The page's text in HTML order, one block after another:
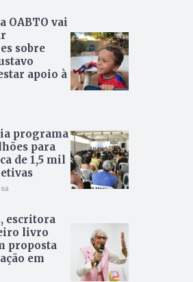
OABTO vai
sobre
apoio à
programa
para
de 1,5 mil
escritora
livro
proposta
em